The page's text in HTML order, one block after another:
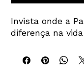
Invista onde a
diferença na